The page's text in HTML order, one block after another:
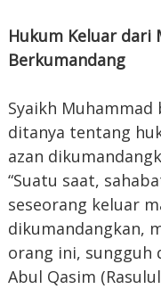
Hukum Keluar dari
Berkumandang
Syaikh Muhammad
ditanya tentang
azan
“Suatu saat,
seseorang keluar
dikumandangkan,
orang ini, sungguh